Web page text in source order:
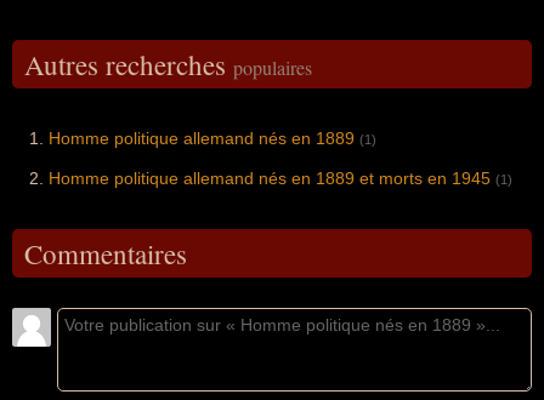
Autres recherches populaires
Homme politique allemand nés en 1889 (1)
Homme politique allemand nés en 1889 et morts en 1945 (1)
Commentaires